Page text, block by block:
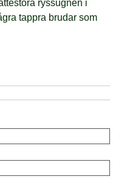
ryssugnen i
tappra brudar som